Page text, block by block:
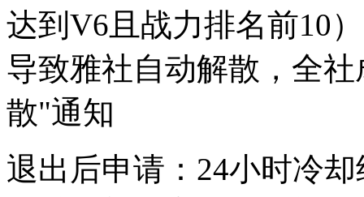
达到V6且战力排名前10
导致雅社自动解散，全
散"通知
退出后申请：24小时冷